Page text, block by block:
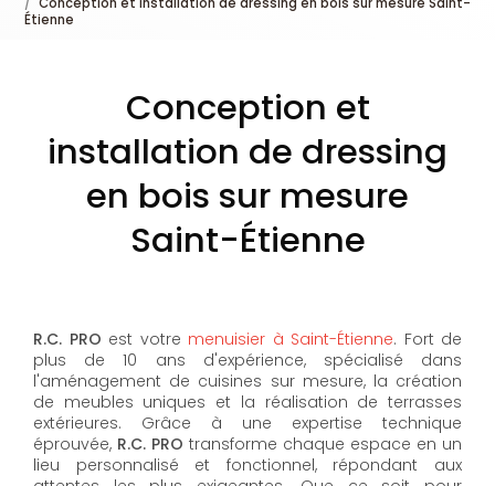
Étienne
Conception et
installation de dressing
en bois sur mesure
Saint-Étienne
R.C. PRO est votre menuisier à Saint-Étienne. Fort de
plus de 10 ans d'expérience, spécialisé dans
l'aménagement de cuisines sur mesure, la création
de meubles uniques et la réalisation de terrasses
extérieures. Grâce à une expertise technique
éprouvée, R.C. PRO transforme chaque espace en un
lieu personnalisé et fonctionnel, répondant aux